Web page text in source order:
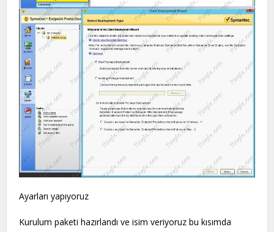
Ayarları yapıyoruz
Kurulum paketi hazırlandı ve isim veriyoruz bu kısımda